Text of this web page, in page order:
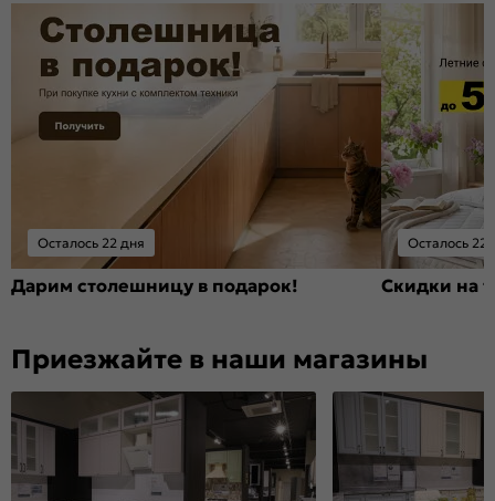
Осталось 22 дня
Дарим столешницу в подарок!
Осталось 22
Скидки на
Приезжайте в наши магазины